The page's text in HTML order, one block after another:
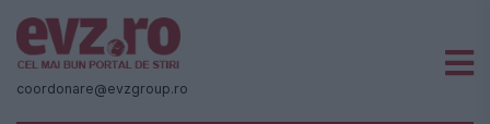
Știri
naționale
coordonare@evzgroup.ro